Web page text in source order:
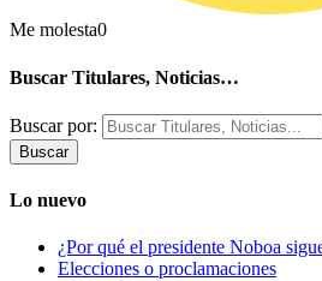
Me molesta0
Buscar Titulares, Noticias…
Buscar por:
Lo nuevo
¿Por qué el presidente Noboa
Elecciones o proclamaciones